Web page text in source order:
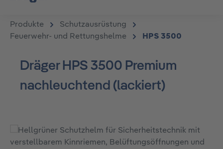
Produkte
Schutzausrüstung
Feuerwehr- und Rettungshelme
HPS 3500
Dräger HPS 3500 Premium
nachleuchtend (lackiert)
Bildergalerie überspringen